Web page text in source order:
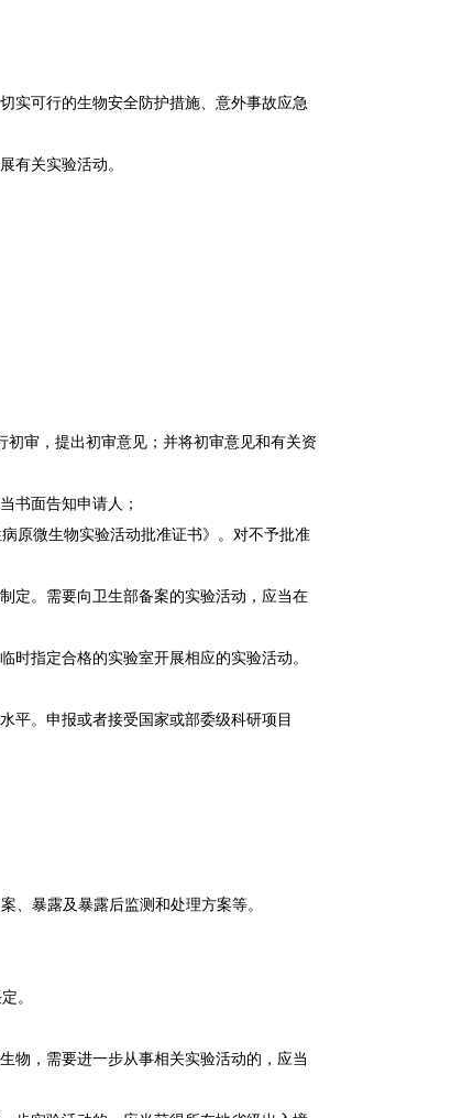
实可行的生物安全防护措施、意外事故应急
有关实验活动。
初审，提出初审意见；并将初审意见和有关资
书面告知申请人；
原微生物实验活动批准证书》。对不予批准
定。需要向卫生部备案的实验活动，应当在
时指定合格的实验室开展相应的实验活动。
平。申报或者接受国家或部委级科研项目
、暴露及暴露后监测和处理方案等。
。
物，需要进一步从事相关实验活动的，应当